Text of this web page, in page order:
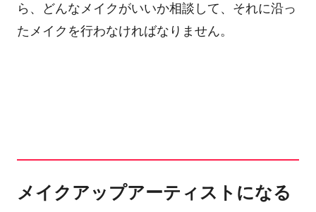
ら、どんなメイクがいいか相談して、それに沿っ
たメイクを行わなければなりません。
メイクアップアーティストになる